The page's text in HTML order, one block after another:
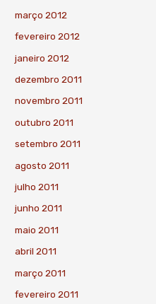
março 2012
fevereiro 2012
janeiro 2012
dezembro 2011
novembro 2011
outubro 2011
setembro 2011
agosto 2011
julho 2011
junho 2011
maio 2011
abril 2011
março 2011
fevereiro 2011